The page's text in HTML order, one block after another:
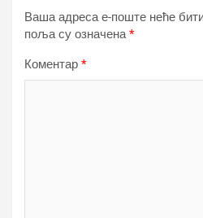
Ваша адреса е-поште неће
поља су означена*
Коментар *